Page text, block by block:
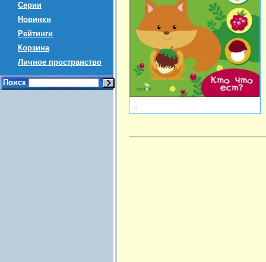
Серии
Новинки
Рейтинги
Корзина
Личное пространство
Поиск